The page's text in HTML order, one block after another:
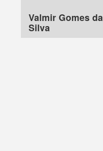
Valmir Gomes da
Silva